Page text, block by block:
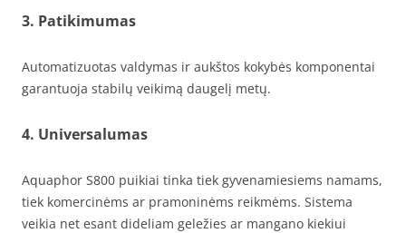
3. Patikimumas
Automatizuotas valdymas ir aukštos kokybės komponentai
garantuoja stabilų veikimą daugelį metų.
4. Universalumas
Aquaphor S800 puikiai tinka tiek gyvenamiesiems namams,
tiek komercinėms ar pramoninėms reikmėms. Sistema
veikia net esant dideliam geležies ar mangano kiekiui